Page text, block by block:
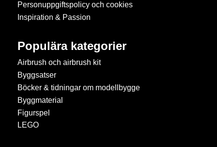
Personuppgiftspolicy och cookies
Inspiration & Passion
Populära kategorier
Airbrush och airbrush kit
Byggsatser
Böcker & tidningar om modellbygge
Byggmaterial
Figurspel
LEGO